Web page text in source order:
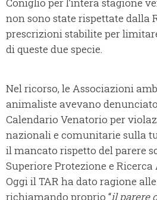
non sono state rispettate dalla
prescrizioni stabilite per
di queste due specie.
Nel ricorso, le Associazioni
animaliste avevano
Calendario Venatorio per
nazionali e comunitarie sulla
il mancato rispetto del parere
Superiore Protezione e Ricerca
Oggi il TAR ha dato ragione
richiamando proprio “il parere